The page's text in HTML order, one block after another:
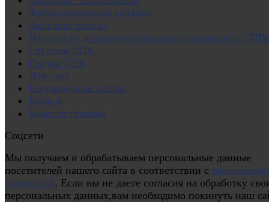
Фиброцементный сайдинг
Фасадная плитка
Изделия из древесно-полимерного композита
Ступени ДПК
Грядки ДПК
Для сада
Регулируемые опоры
Кровля
Комплектующие
Соцсети
Мы получаем и обрабатываем персональные данные
посетителей нашего сайта в соответствии с
политикой. Если вы не даете согласия на обработку
персональных данных,вам необходимо покинуть наш